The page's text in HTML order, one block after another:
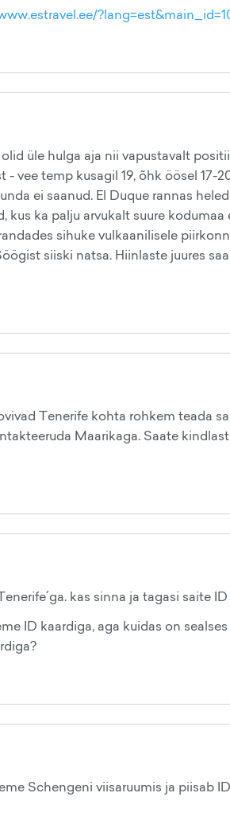
üle hulga aja nii vapustavalt
- vee temp kusagil 19, õhk öösel 17-
ei saanud. El Duque rannas
kus ka palju arvukalt suure
sihuke vulkaanilisele
siiski natsa. Hiinlaste juures
Tenerife kohta rohkem teada
Maarikaga. Saate
kas sinna ja tagasi saite
ID kaardiga, aga kuidas on
Schengeni viisaruumis ja piisab